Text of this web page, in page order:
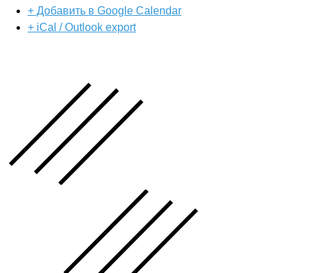
+ Добавить в Google Calendar
+ iCal / Outlook export